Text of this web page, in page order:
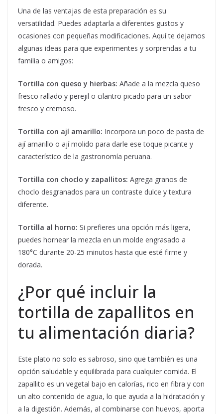
Una de las ventajas de esta preparación es su
versatilidad. Puedes adaptarla a diferentes gustos y
ocasiones con pequeñas modificaciones. Aquí te dejamos
algunas ideas para que experimentes y sorprendas a tu
familia o amigos:
Tortilla con queso y hierbas: Añade a la mezcla queso
fresco rallado y perejil o cilantro picado para un sabor
fresco y cremoso.
Tortilla con ají amarillo: Incorpora un poco de pasta de
ají amarillo o ají molido para darle ese toque picante y
característico de la gastronomía peruana.
Tortilla con choclo y zapallitos: Agrega granos de
choclo desgranados para un contraste dulce y textura
diferente.
Tortilla al horno: Si prefieres una opción más ligera,
puedes hornear la mezcla en un molde engrasado a
180°C durante 20-25 minutos hasta que esté firme y
dorada.
¿Por qué incluir la
tortilla de zapallitos en
tu alimentación diaria?
Este plato no solo es sabroso, sino que también es una
opción saludable y equilibrada para cualquier comida. El
zapallito es un vegetal bajo en calorías, rico en fibra y con
un alto contenido de agua, lo que ayuda a la hidratación y
a la digestión. Además, al combinarse con huevos, aporta